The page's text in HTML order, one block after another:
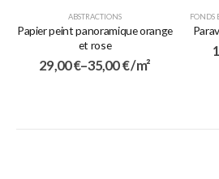
ABSTRACTIONS
Papier peint panoramique orange
et rose
29,00€–35,00€/ m²
FONDS